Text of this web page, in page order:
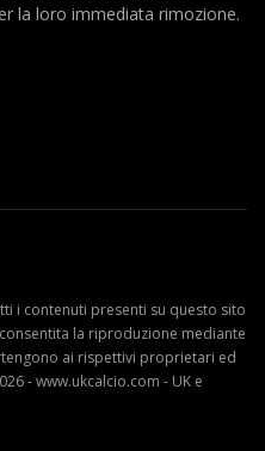
la loro immediata rimozione.
i contenuti presenti su questo sito
la riproduzione mediante
ai rispettivi proprietari ed
- www.ukcalcio.com - UK e